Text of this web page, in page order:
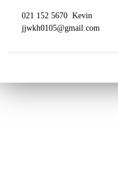
021 152 5670 Kevin
jjwkh0105@gmail.com